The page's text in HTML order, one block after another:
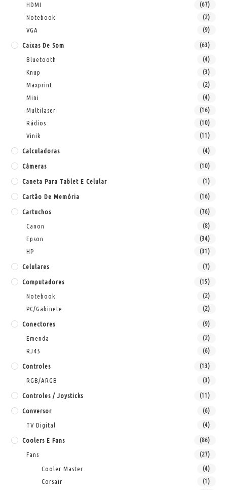
HDMI (67)
Notebook (2)
VGA (9)
Caixas De Som (63)
Bluetooth (4)
Knup (3)
Maxprint (2)
Mini (4)
Multilaser (16)
Rádios (10)
Vinik (11)
Calculadoras (4)
Câmeras (10)
Caneta Para Tablet E Celular (1)
Cartão De Memória (16)
Cartuchos (76)
Canon (8)
Epson (34)
HP (31)
Celulares (7)
Computadores (15)
Notebook (2)
PC/Gabinete (2)
Conectores (9)
Emenda (2)
RJ45 (6)
Controles (13)
RGB/ARGB (3)
Controles / Joysticks (11)
Conversor (6)
TV Digital (4)
Coolers E Fans (86)
Fans (27)
Cooler Master (4)
Corsair (1)